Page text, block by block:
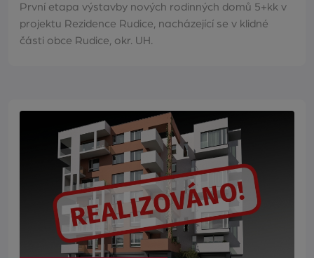
První etapa výstavby nových rodinných domů 5+kk v
projektu Rezidence Rudice, nacházející se v klidné
části obce Rudice, okr. UH.